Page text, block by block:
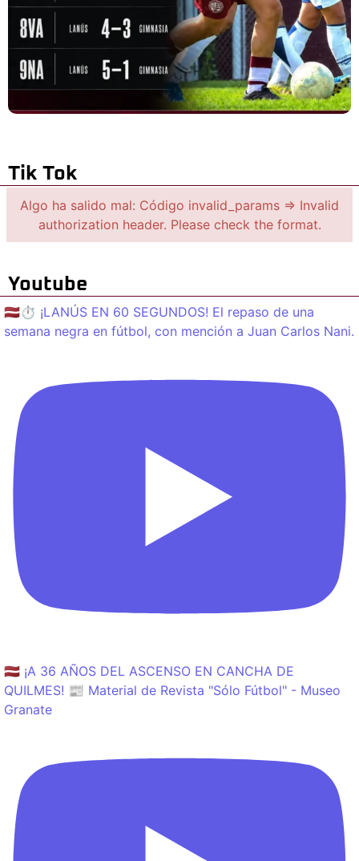
Tik Tok
Algo ha salido mal: Código invalid_params => Invalid
authorization header. Please check the format.
Youtube
🇱🇻⏱️ ¡LANÚS EN 60 SEGUNDOS! El repaso de una
semana negra en fútbol, con mención a Juan Carlos Nani.
🇱🇻 ¡A 36 AÑOS DEL ASCENSO EN CANCHA DE
QUILMES! 📰 Material de Revista "Sólo Fútbol" - Museo
Granate